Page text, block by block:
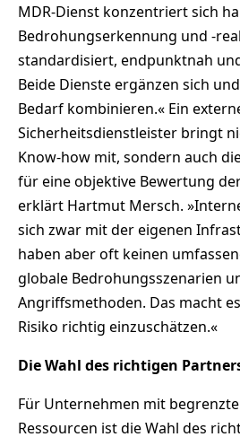
MDR-Dienst konzentriert sich
Bedrohungserkennung und -
standardisiert, endpunktnah
Beide Dienste ergänzen sich
Bedarf kombinieren.« Ein
Sicherheitsdienstleister bringt
Know-how mit, sondern auch
für eine objektive Bewertung
erklärt Hartmut Mersch.
sich zwar mit der eigenen
haben aber oft keinen
globale Bedrohungsszenarien
Angriffsmethoden. Das macht
Risiko richtig einzuschätzen.«
Die Wahl des richtigen
Für Unternehmen mit
Ressourcen ist die Wahl des